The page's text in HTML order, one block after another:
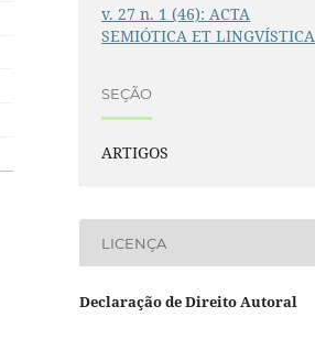
v. 27 n. 1 (46): ACTA
SEMIÓTICA ET LINGVÍSTICA
SEÇÃO
ARTIGOS
LICENÇA
Declaração de Direito Autoral